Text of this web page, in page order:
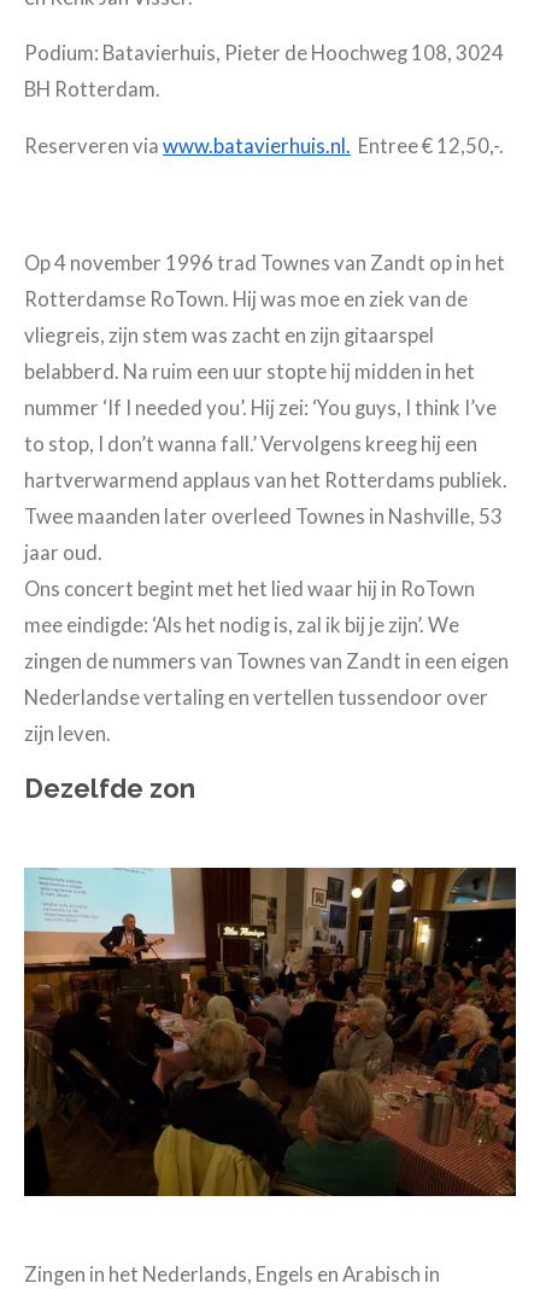
Podium: Batavierhuis, Pieter de Hoochweg 108, 3024
BH Rotterdam.
Reserveren via www.batavierhuis.nl. Entree € 12,50,-.
Op 4 november 1996 trad Townes van Zandt op in het
Rotterdamse RoTown. Hij was moe en ziek van de
vliegreis, zijn stem was zacht en zijn gitaarspel
belabberd. Na ruim een uur stopte hij midden in het
nummer ‘If I needed you’. Hij zei: ‘You guys, I think I’ve
to stop, I don’t wanna fall.’ Vervolgens kreeg hij een
hartverwarmend applaus van het Rotterdams publiek.
Twee maanden later overleed Townes in Nashville, 53
jaar oud.
Ons concert begint met het lied waar hij in RoTown
mee eindigde: ‘Als het nodig is, zal ik bij je zijn’. We
zingen de nummers van Townes van Zandt in een eigen
Nederlandse vertaling en vertellen tussendoor over
zijn leven.
Dezelfde zon
Zingen in het Nederlands, Engels en Arabisch in